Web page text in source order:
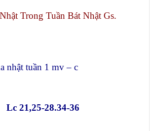
Trong Tuần Bát Nhật Gs.
tuần 1 mv – c
28.34-36